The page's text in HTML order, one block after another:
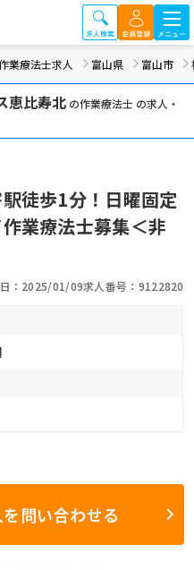
業療法士求人 富山県 富山市
恵比寿北の作業療法士 の求人・
駅徒歩1分！日曜固定
業療法士募集＜非
：2025/01/09求人番号：9122820
問い合わせる